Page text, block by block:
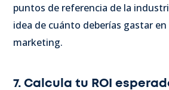
puntos de referencia de la
idea de cuánto deberías gastar en
marketing.
7. Calcula tu ROI